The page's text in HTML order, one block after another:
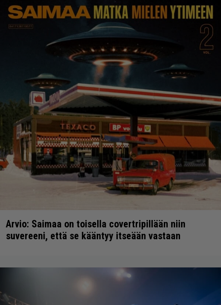
Arvio: Saimaa on toisella covertripillään niin
suvereeni, että se kääntyy itseään vastaan